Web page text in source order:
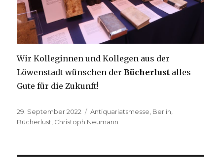
Wir Kolleginnen und Kollegen aus der
Löwenstadt wünschen derBücherlust alles
Gute für die Zukunft!
Veröffentlicht
am
29. September 2022 Schlagwörter
Antiquariatsmesse Berlin
Bücherlust Christoph Neumann